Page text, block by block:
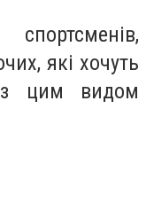
які хочуть
з цим видом